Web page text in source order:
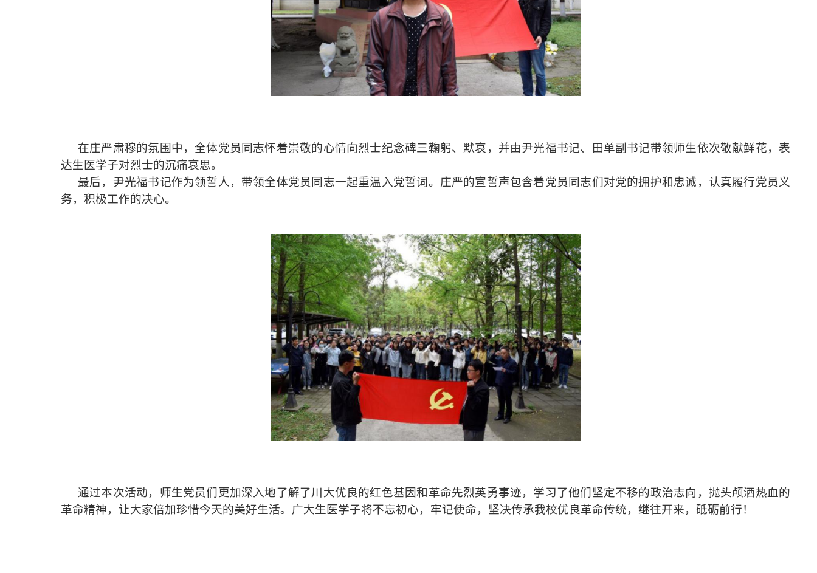
在庄严肃穆的氛围中，全体党员同志怀着崇敬的心情向烈士纪念碑三鞠躬、默哀，并由尹光福书记、田单副书记带领师生依次敬献鲜花，表
达生医学子对烈士的沉痛哀思。
最后， 尹光福书记作为领誓人， 带领全体党员同志一起重温入党誓词。庄严的宣誓声包含着党员同志们对党的拥护和忠诚，认真履行党员义
务，积极工作的决心。
通过本次活动， 师生党员们更加深入地了解了川大优良的红色基因和革命先烈英勇事迹，学习了他们坚定不移的政治志向 ， 抛头颅洒热血的
革命精神，让大家倍加珍惜今天的美好生活。广大生医学子将不忘初心，牢记使命，坚决传承我校优良革命传统，继往开来，砥砺前行！